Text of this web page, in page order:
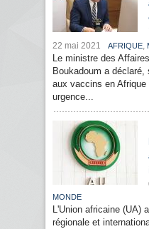
22 mai 2021 AFRIQUE,
Le ministre des
Boukadoum a déclaré,
aux vaccins en
urgence...
MONDE
L'Union africaine (UA)
régionale et